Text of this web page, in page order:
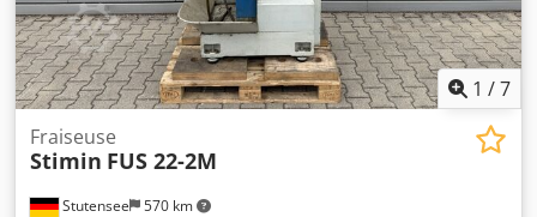
électrique séparée - Bac à copeaux d’origine adaptable sur
le bâti - Schéma électrique disponible Encombrement L x l
x H : 1350 x 1100 x 1700 mm Poids : 770 kg En bon état
1 /7
Stutensee 570 km
Fraiseuse
Stimin FUS 22-2M